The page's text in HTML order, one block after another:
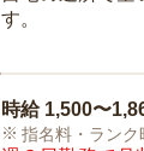
す。
時給 1,500〜
指名料・ランク